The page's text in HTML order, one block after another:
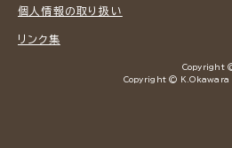
個人情報の取り扱い
リンク集
Copyright
Copyright © K.Okawara